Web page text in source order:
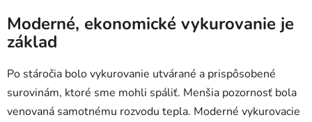
Moderné, ekonomické vykurovanie je
základ
Po stáročia bolo vykurovanie utvárané a prispôsobené
surovinám, ktoré sme mohli spáliť. Menšia pozornosť bola
venovaná samotnému rozvodu tepla. Moderné vykurovacie